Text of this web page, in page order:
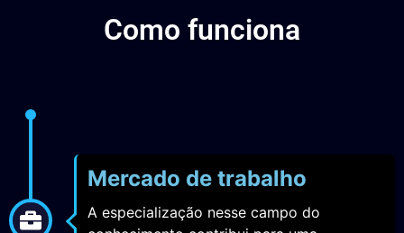
Como funciona
Mercado de trabalho
conhecimento contribui para uma